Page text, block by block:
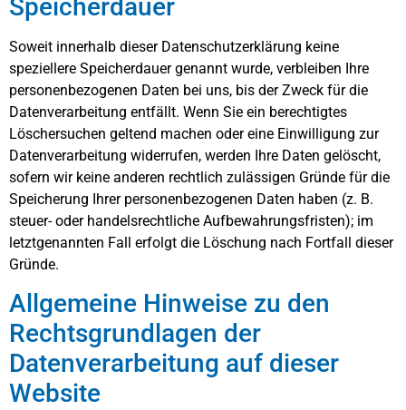
Speicherdauer
Soweit innerhalb dieser Datenschutzerklärung keine
speziellere Speicherdauer genannt wurde, verbleiben Ihre
personenbezogenen Daten bei uns, bis der Zweck für die
Datenverarbeitung entfällt. Wenn Sie ein berechtigtes
Löschersuchen geltend machen oder eine Einwilligung zur
Datenverarbeitung widerrufen, werden Ihre Daten gelöscht,
sofern wir keine anderen rechtlich zulässigen Gründe für die
Speicherung Ihrer personenbezogenen Daten haben (z. B.
steuer- oder handelsrechtliche Aufbewahrungsfristen); im
letztgenannten Fall erfolgt die Löschung nach Fortfall dieser
Gründe.
Allgemeine Hinweise zu den
Rechtsgrundlagen der
Datenverarbeitung auf dieser
Website